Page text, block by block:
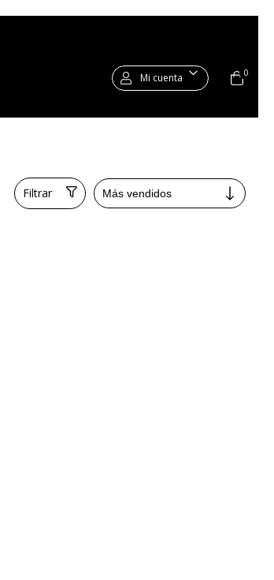
Mi cuenta 0
Filtrar